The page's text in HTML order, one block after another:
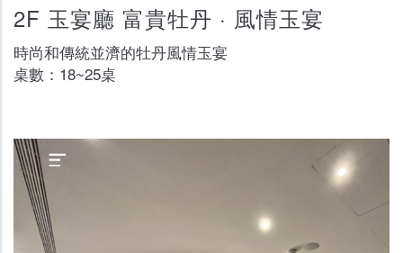
2F 玉宴廳 富貴牡丹 · 風情玉宴
時尚和傳統並濟的牡丹風情玉宴
桌數：18~25桌